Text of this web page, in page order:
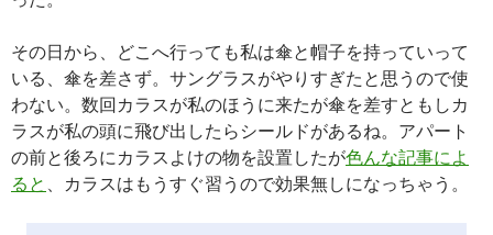
その日から、どこへ行っても私は傘と帽子を持っていって
いる、傘を差さず。サングラスがやりすぎたと思うので使
わない。数回カラスが私のほうに来たが傘を差すともしカ
ラスが私の頭に飛び出したらシールドがあるね。アパート
の前と後ろにカラスよけの物を設置したが色んな記事によ
ると
、カラスはもうすぐ習うので効果無しになっちゃう。